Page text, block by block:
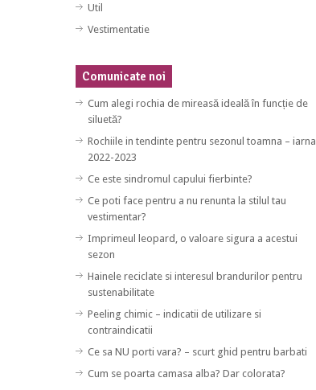
Util
Vestimentatie
Comunicate noi
Cum alegi rochia de mireasă ideală în funcție de
siluetă?
Rochiile in tendinte pentru sezonul toamna – iarna
2022-2023
Ce este sindromul capului fierbinte?
Ce poti face pentru a nu renunta la stilul tau
vestimentar?
Imprimeul leopard, o valoare sigura a acestui
sezon
Hainele reciclate si interesul brandurilor pentru
sustenabilitate
Peeling chimic – indicatii de utilizare si
contraindicatii
Ce sa NU porti vara? – scurt ghid pentru barbati
Cum se poarta camasa alba? Dar colorata?